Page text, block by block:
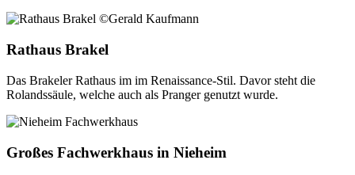
Rathaus Brakel
Das Brakeler Rathaus im im Renaissance-Stil. Davor steht die
Rolandssäule, welche auch als Pranger genutzt wurde.
Großes Fachwerkhaus in Nieheim